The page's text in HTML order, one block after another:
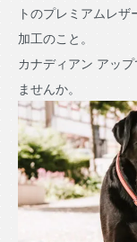
トのプレミアムレ
加工のこと。
カナディアン アッ
ませんか。